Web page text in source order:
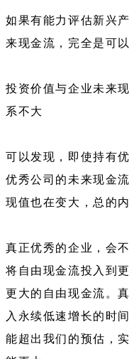
如果有能力评估新兴
来现金流，完全是可
投资价值与企业未来
系不大
可以发现，即使持有
优秀公司的未来现金
现值也在变大，总的
真正优秀的企业，会
将自由现金流投入到
更大的自由现金流。
入永续低速增长的时
能超出我们的预估，